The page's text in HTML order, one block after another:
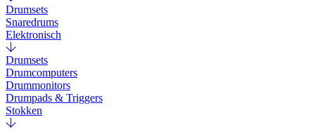
Drumsets
Snaredrums
Elektronisch
Drumsets
Drumcomputers
Drummonitors
Drumpads & Triggers
Stokken